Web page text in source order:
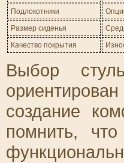
Подлокотники
Размер сиденья
Качество покрытия
Выбор
создание
помнить,